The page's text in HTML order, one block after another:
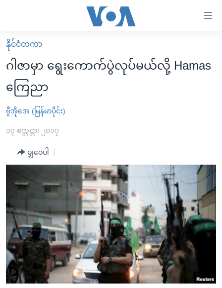
လွယ်ကူ
စေ
သည့်
Link
များ
ပင်မ
ကြည့်
ပင်မ
အ
ညွန်း
စာမျက်နှာ
သို့
ကျော်
မူလစာမျက်နှာ
မြန်မာ
ကမ္ဘာ့သတင်းများ
နိုင်ငံတကာ
အစ္စရေး-ပါလက်စတိုင်း
ဗွီဒီယို
အင်္ဂလိပ်စာလေ့လာမယ်
မကြေးမုံရဲ့ အင်္ဂလိပ်စာ
ရုပ်ရှင်ထဲက အင်္ဂလိပ်စာ
သုတပဒေသာ အင်္ဂလိပ်စာ
တီဗွီ
ရေဒီယိုနှင့်ရုပ်သံ အချက်အလက်များ
ရေဒီယို/တီဗွီအစီအစဉ်
Learning English
ဗွီအိုအေ လူမှုကွန်ယက်များ
နိုင်ငံတကာ
ဂါဇာမှာ ရွေးကောက်ပွဲလုပ်မယ်လို့ Hamas
ကြေညာ
ဗွီအိုအေ (မြန်မာပိုင်း)
၁၇ စက္တင္ဘာ၊ ၂၀၁၇
မျှဝေပါ